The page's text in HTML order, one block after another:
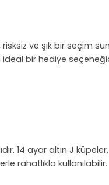
ve şık bir seçim
ideal bir hediye
14 ayar altın J küpeler,
rahatlıkla kullanılabilir.